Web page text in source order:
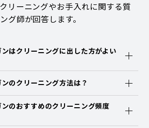
リーニングやお手入れに関する質
グ師が回答します。
はクリーニングに出した方がよい
のクリーニング方法は？
のおすすめのクリーニング頻度